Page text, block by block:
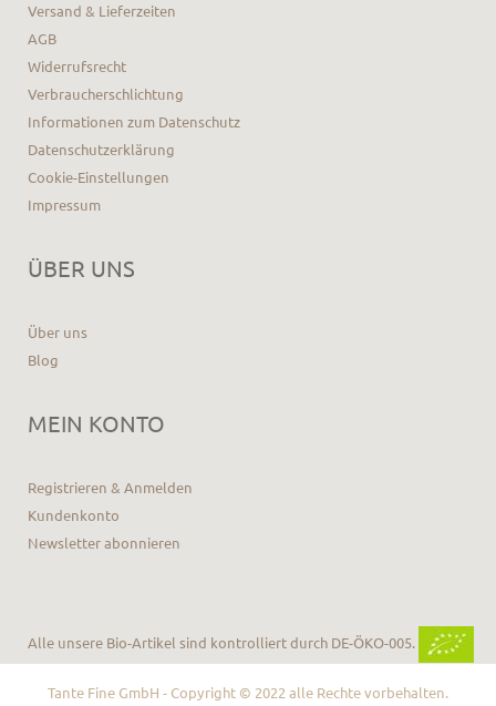
Versand & Lieferzeiten
AGB
Widerrufsrecht
Verbraucherschlichtung
Informationen zum Datenschutz
Datenschutzerklärung
Cookie-Einstellungen
Impressum
ÜBER UNS
Über uns
Blog
MEIN KONTO
Registrieren & Anmelden
Kundenkonto
Newsletter abonnieren
Alle unsere Bio-Artikel sind kontrolliert durch DE-ÖKO-005.
Tante Fine GmbH - Copyright © 2022 alle Rechte vorbehalten.